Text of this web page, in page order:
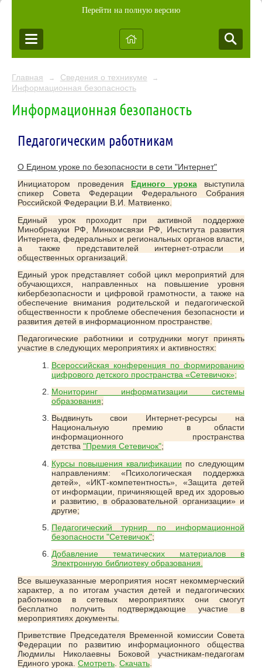
Перейти на полную версию
Главная → Сведения о техникуме →
Информационная безопасность
Информационная безопаность
Педагогическим работникам
О Едином уроке по безопасности в сети "Интернет"
Инициатором проведения Единого урокавыступила
спикер Совета Федерации Федерального Собрания
Российской Федерации В.И. Матвиенко.
Единый урок проходит при активной поддержке
Минобрнауки РФ, Минкомсвязи РФ, Института развития
Интернета, федеральных и региональных органов власти,
а также представителей интернет-отрасли и
общественных организаций.
Единый урок представляет собой цикл мероприятий для
обучающихся, направленных на повышение уровня
кибербезопасности и цифровой грамотности, а также на
обеспечение внимания родительской и педагогической
общественности к проблеме обеспечения безопасности и
развития детей в информационном пространстве.
Педагогические работники и сотрудники могут принять
участие в следующих мероприятиях и активностях:
Всероссийская конференция по формированию
цифрового детского пространства «Сетевичок»;
Мониторинг информатизации системы
образования;
Выдвинуть свои Интернет-ресурсы на
Национальную премию в области
информационного пространства
детства "Премия Сетевичок";
Курсы повышения квалификации по следующим
направлениям: «Психологическая поддержка
детей», «ИКТ-компетентность», «Защита детей
от информации, причиняющей вред их здоровью
и развитию, в образовательной организации» и
другие;
Педагогический турнир по информационной
безопасности "Сетевичок";
Добавление тематических материалов в
Электронную библиотеку образования.
Все вышеуказанные мероприятия носят некоммерческий
характер, а по итогам участия детей и педагогических
работников в сетевых мероприятиях они смогут
бесплатно получить подтверждающие участие в
мероприятиях документы.
Приветствие Председателя Временной комиссии Совета
Федерации по развитию информационного общества
Людмилы Николаевны Боковой участникам-педагогам
Единого урока. Смотреть Скачать